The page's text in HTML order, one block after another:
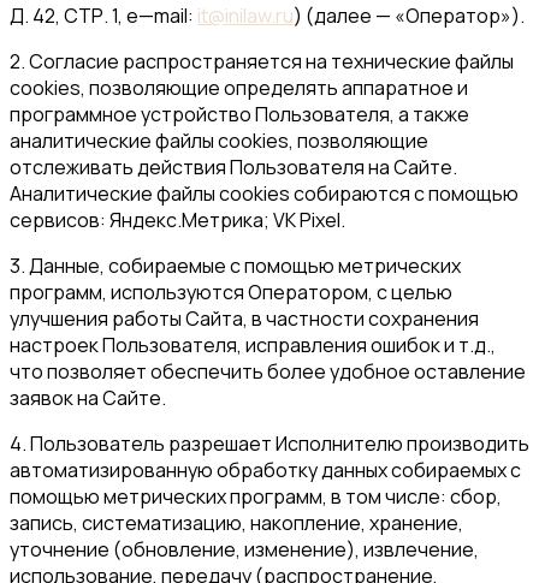
Д. 42, СТР. 1, e—mail: it@inilaw.ru) (далее — «Оператор»).
2. Согласие распространяется на технические файлы
cookies, позволяющие определять аппаратное и
программное устройство Пользователя, а также
аналитические файлы cookies, позволяющие
отслеживать действия Пользователя на Сайте.
Аналитические файлы cookies собираются с помощью
сервисов: Яндекс.Метрика; VK Pixel.
3. Данные, собираемые с помощью метрических
программ, используются Оператором, с целью
улучшения работы Сайта, в частности сохранения
настроек Пользователя, исправления ошибок и т.д.,
что позволяет обеспечить более удобное оставление
заявок на Сайте.
4. Пользователь разрешает Исполнителю производить
автоматизированную обработку данных собираемых с
помощью метрических программ, в том числе: сбор,
запись, систематизацию, накопление, хранение,
уточнение (обновление, изменение), извлечение,
использование, передачу (распространение,